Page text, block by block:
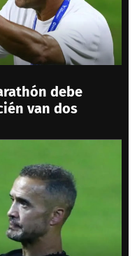
debe
van dos